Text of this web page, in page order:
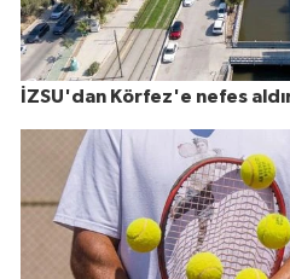
İZSU'dan Körfez'e nefes